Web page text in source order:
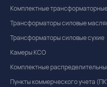
Комплектные
Трансформаторы силовые
Трансформаторы силовые сухие
Камеры КСО
Комплектные
Пункты коммерческого учета